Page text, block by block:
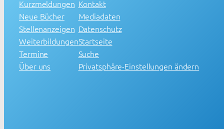
Kurzmeldungen
Neue Bücher
Stellenanzeigen
Weiterbildungen
Termine
Über uns
Kontakt
Mediadaten
Datenschutz
Startseite
Suche
Privatsphäre-Einstellungen ändern